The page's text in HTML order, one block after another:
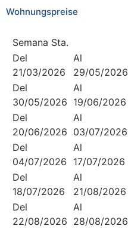
Wohnungspreise
Semana Sta.
Del
21/03/2026
Al
29/05/2026
Del
30/05/2026
Al
19/06/2026
Del
20/06/2026
Al
03/07/2026
Del
04/07/2026
Al
17/07/2026
Del
18/07/2026
Al
21/08/2026
Del
22/08/2026
Al
28/08/2026